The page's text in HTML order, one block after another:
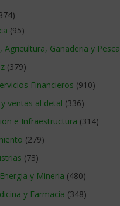
(95)
Agricultura, Ganaderia y Pesca
(379)
Financieros (910)
ventas al detal (336)
e Infraestructura (314)
(279)
(73)
y Mineria (480)
y Farmacia (348)